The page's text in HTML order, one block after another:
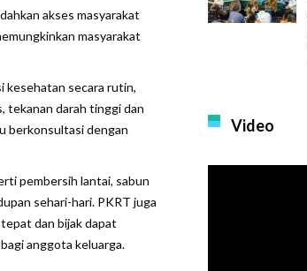
akses masyarakat
masyarakat
kesehatan secara rutin,
tekanan darah tinggi dan
berkonsultasi dengan
pembersih lantai, sabun
sehari-hari. PKRT juga
dan bijak dapat
anggota keluarga.
Video